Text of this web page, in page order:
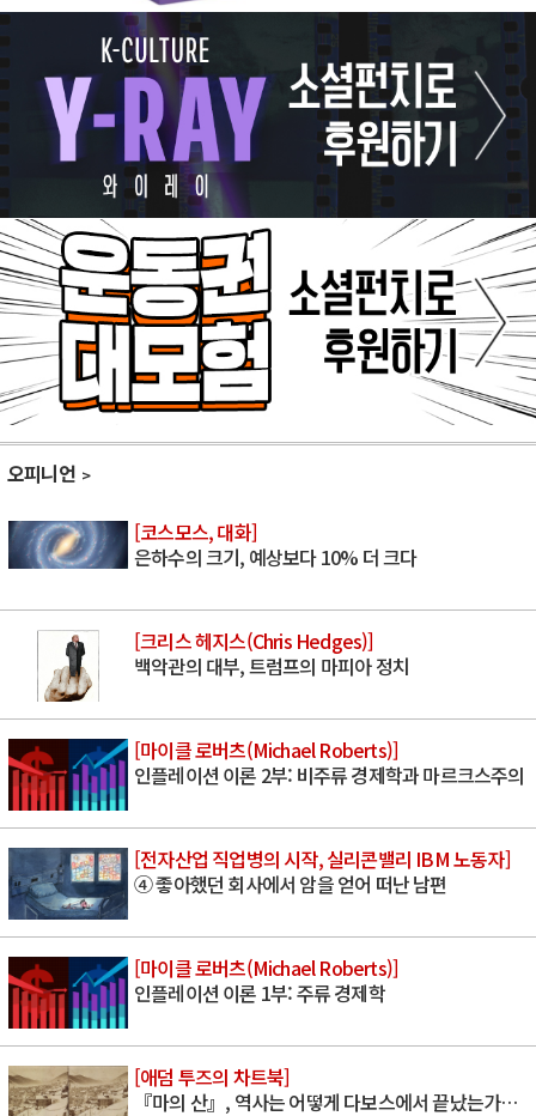
오피니언
[코스모스, 대화]
은하수의 크기, 예상보다 10% 더 크다
[크리스 헤지스(Chris Hedges)]
백악관의 대부, 트럼프의 마피아 정치
[마이클 로버츠(Michael Roberts)]
인플레이션 이론 2부: 비주류 경제학과 마르크스주의
[전자산업 직업병의 시작, 실리콘밸리 IBM 노동자]
④ 좋아했던 회사에서 암을 얻어 떠난 남편
[마이클 로버츠(Michael Roberts)]
인플레이션 이론 1부: 주류 경제학
[애덤 투즈의 차트북]
『마의 산』, 역사는 어떻게 다보스에서 끝났는가…